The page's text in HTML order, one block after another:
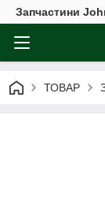
Запчастини
ТОВАР